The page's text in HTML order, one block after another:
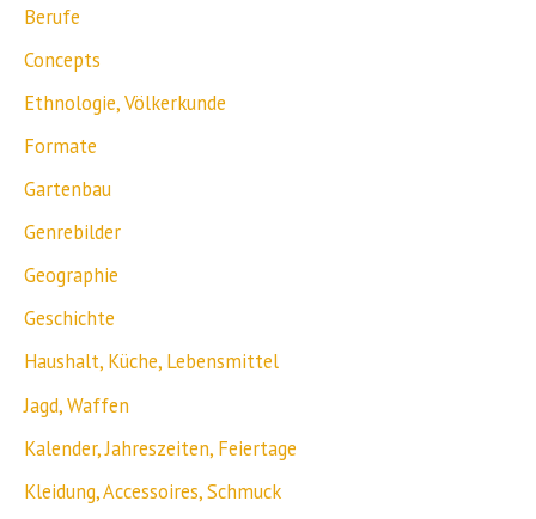
Berufe
Concepts
Ethnologie, Völkerkunde
Formate
Gartenbau
Genrebilder
Geographie
Geschichte
Haushalt, Küche, Lebensmittel
Jagd, Waffen
Kalender, Jahreszeiten, Feiertage
Kleidung, Accessoires, Schmuck